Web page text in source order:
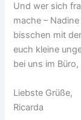
Und wer sich
mache –
bisschen mit
euch kleine
bei uns im Büro,
Liebste Grüße,
Ricarda